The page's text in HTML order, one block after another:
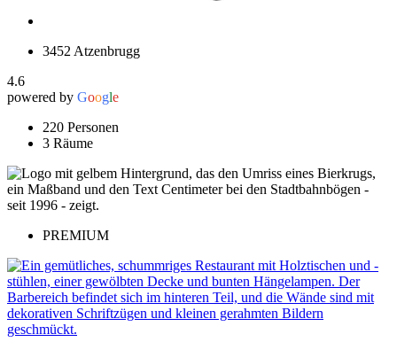
3452 Atzenbrugg
4.6
powered by Google
220 Personen
3 Räume
PREMIUM